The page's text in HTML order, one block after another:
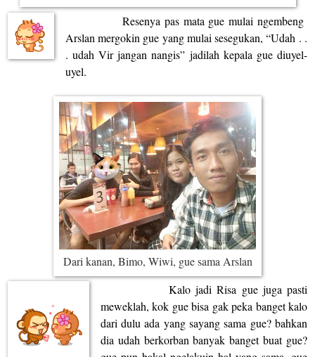
Resenya pas mata gue mulai ngembeng
Arslan mergokin gue yang mulai sesegukan, “Udah . .
. udah Vir jangan nangis” jadilah kepala gue diuyel-
uyel.
Dari kanan, Bimo, Wiwi, gue sama Arslan
Kalo jadi Risa gue juga pasti
meweklah, kok gue bisa gak peka banget kalo
dari dulu ada yang sayang sama gue? bahkan
dia udah berkorban banyak banget buat gue?